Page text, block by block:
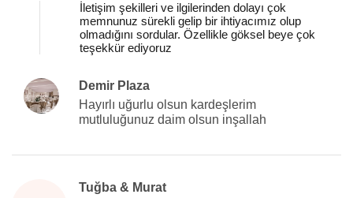
İletişim şekilleri ve ilgilerinden dolayı çok
memnunuz sürekli gelip bir ihtiyacımız olup
olmadığını sordular. Özellikle göksel beye çok
teşekkür ediyoruz
Demir Plaza
Hayırlı uğurlu olsun kardeşlerim
mutluluğunuz daim olsun inşallah
Tuğba & Murat